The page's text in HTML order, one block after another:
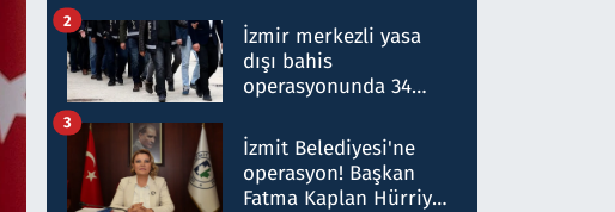
hakkında gözaltı kararı
İzmir merkezli yasa
dışı bahis
operasyonunda 34
Milyar liralık para
trafiği tespit edildi
2
İzmit Belediyesi'ne
operasyon! Başkan
Fatma Kaplan Hürriyet
3